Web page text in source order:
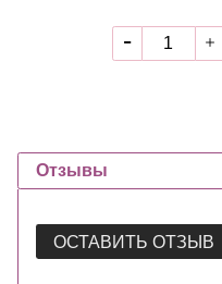
Отзывы
ОСТАВИТЬ ОТЗЫВ